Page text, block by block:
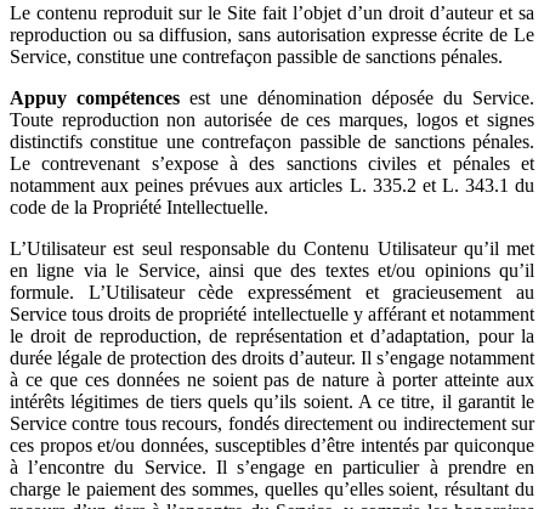
Le contenu reproduit sur le Site fait l’objet d’un droit d’auteur et sa
reproduction ou sa diffusion, sans autorisation expresse écrite de Le
Service, constitue une contrefaçon passible de sanctions pénales.
Appuy compétences est une dénomination déposée du Service.
Toute reproduction non autorisée de ces marques, logos et signes
distinctifs constitue une contrefaçon passible de sanctions pénales.
Le contrevenant s’expose à des sanctions civiles et pénales et
notamment aux peines prévues aux articles L. 335.2 et L. 343.1 du
code de la Propriété Intellectuelle.
L’Utilisateur est seul responsable du Contenu Utilisateur qu’il met
en ligne via le Service, ainsi que des textes et/ou opinions qu’il
formule. L’Utilisateur cède expressément et gracieusement au
Service tous droits de propriété intellectuelle y afférant et notamment
le droit de reproduction, de représentation et d’adaptation, pour la
durée légale de protection des droits d’auteur. Il s’engage notamment
à ce que ces données ne soient pas de nature à porter atteinte aux
intérêts légitimes de tiers quels qu’ils soient. A ce titre, il garantit le
Service contre tous recours, fondés directement ou indirectement sur
ces propos et/ou données, susceptibles d’être intentés par quiconque
à l’encontre du Service. Il s’engage en particulier à prendre en
charge le paiement des sommes, quelles qu’elles soient, résultant du